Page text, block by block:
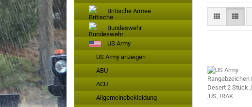
Britische Armee
Bundeswehr
US Army
US Army anzeigen
ABU
ACU
Allgemeinebekleidung